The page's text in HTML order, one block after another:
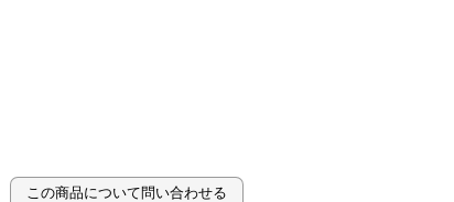
この商品について問い合わせる